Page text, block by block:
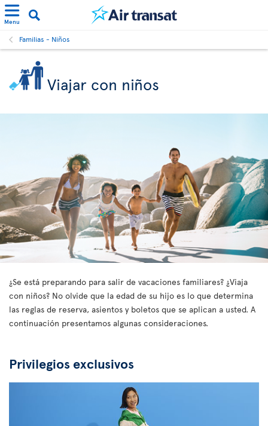
Menu
Familias - Niños
Viajar con niños
¿Se está preparando para salir de vacaciones familiares? ¿Viaja
con niños? No olvide que la edad de su hijo es lo que determina
las reglas de reserva, asientos y boletos que se aplican a usted. A
continuación presentamos algunas consideraciones.
Privilegios exclusivos